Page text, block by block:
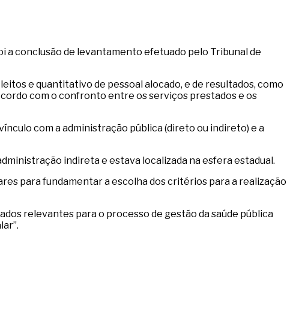
a conclusão de levantamento efetuado pelo Tribunal de
e quantitativo de pessoal alocado, e de resultados, como
com o confronto entre os serviços prestados e os
com a administração pública (direto ou indireto) e a
indireta e estava localizada na esfera estadual.
para fundamentar a escolha dos critérios para a realização
relevantes para o processo de gestão da saúde pública